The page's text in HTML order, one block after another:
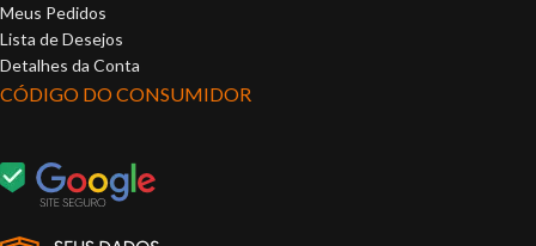
Meus Pedidos
Lista de Desejos
Detalhes da Conta
CÓDIGO DO CONSUMIDOR